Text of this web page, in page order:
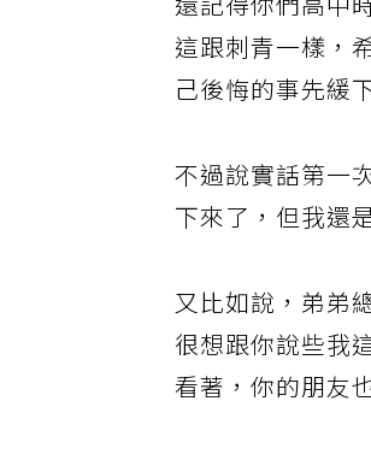
還記得你們高中
這跟刺青一樣，
己後悔的事先緩
不過說實話第一
下來了，但我還
又比如說，弟弟
很想跟你說些我
看著，你的朋友